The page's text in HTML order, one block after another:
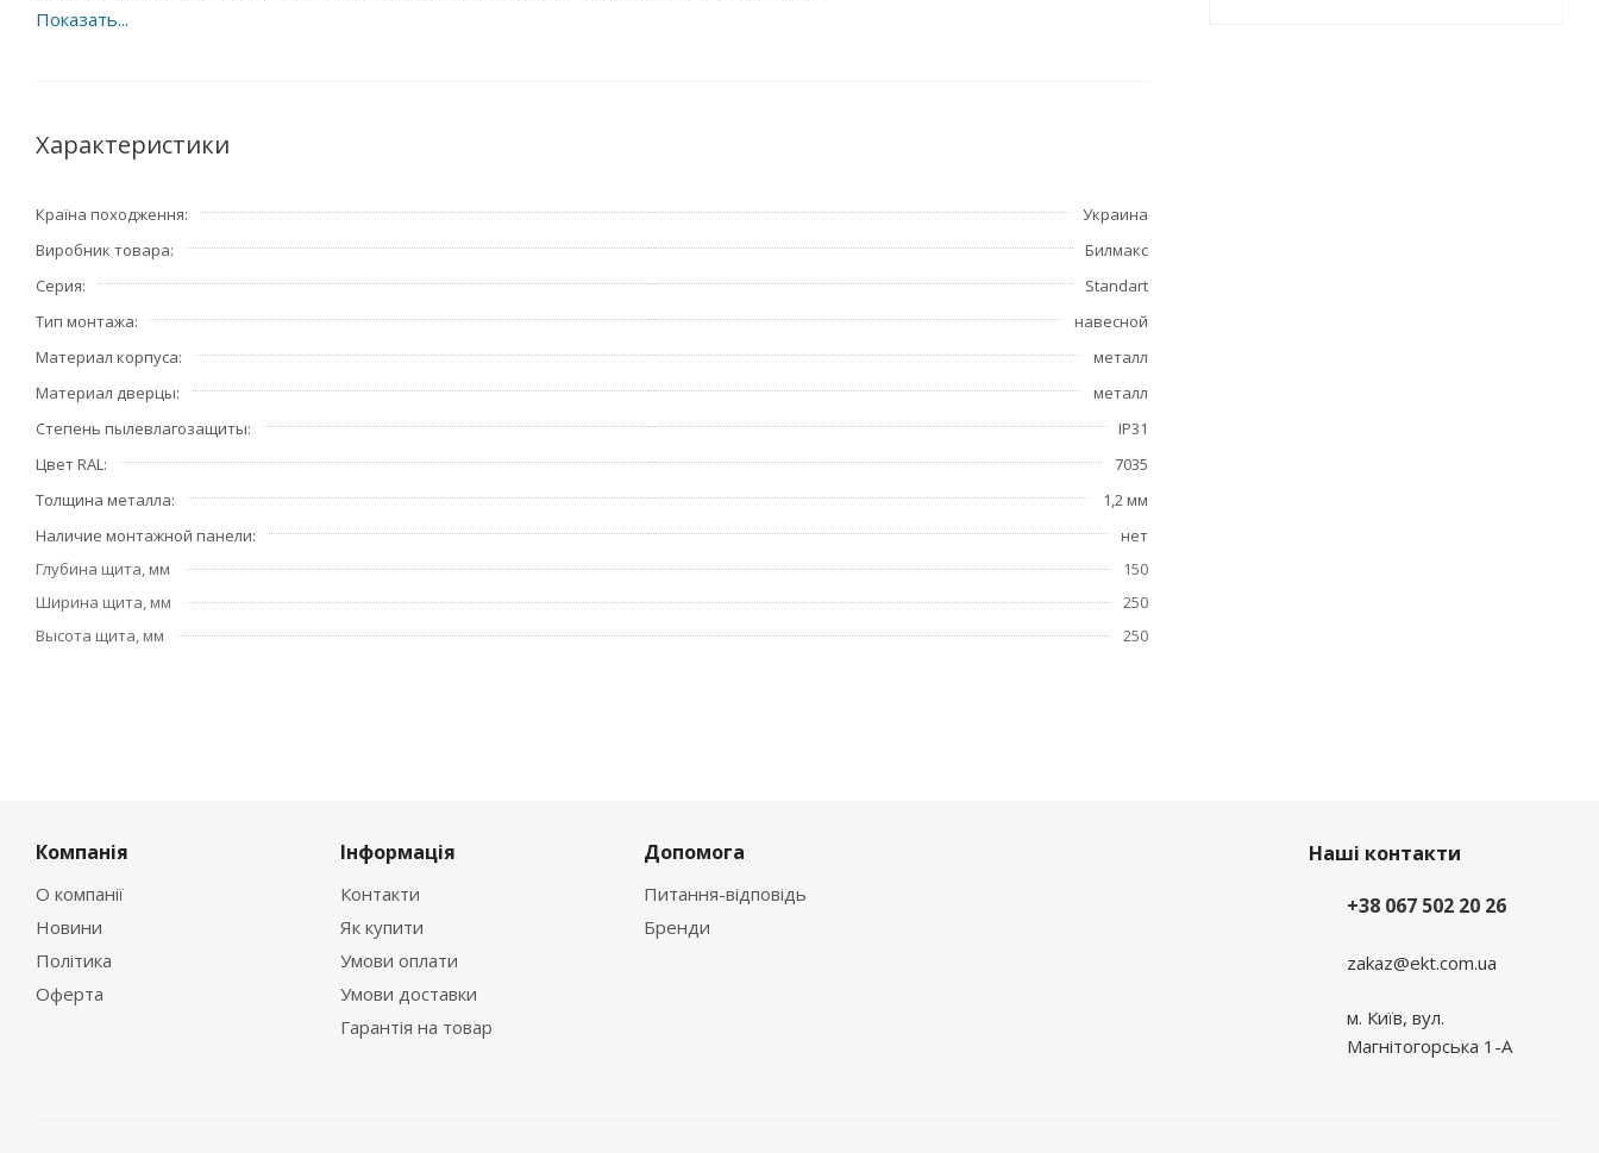
Дополнительная комплектация (стойки монтажные, наборные монтажные панели, экраны, кронштейны монтажные
Характеристики
Країна походження
Украина
Виробник товара
Билмакс
Серия
Standart
Тип монтажа
навесной
Материал корпуса
металл
Материал дверцы
металл
Степень пылевлагозащиты
IP31
Цвет RAL
7035
Толщина металла
1,2 мм
Наличие монтажной панели
нет
Глубина щита, мм
150
Ширина щита, мм
250
Высота щита, мм
250
Компанія
О компанії
Новини
Політика
Оферта
Інформація
Контакти
Як купити
Умови оплати
Умови доставки
Гарантія на товар
Допомога
Питання-відповідь
Бренди
Наші контакти
+38 067 502 20 26
zakaz@ekt.com.ua
м. Київ, вул.
Магнітогорська 1-А